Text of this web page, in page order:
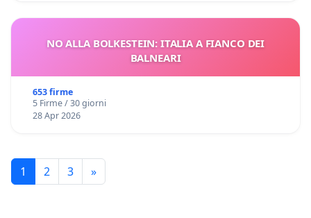
NO ALLA BOLKESTEIN: ITALIA A FIANCO DEI
BALNEARI
653 firme
5 Firme / 30 giorni
28 Apr 2026
1 2 3 »